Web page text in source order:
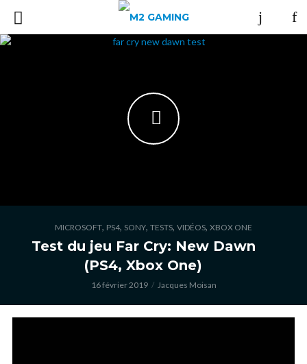
MICROSOFT, PS4, SONY, TESTS, VIDÉOS, XBOX ONE
Test du jeu Far Cry: New Dawn
(PS4, Xbox One)
16 février 2019 Jacques Moisan